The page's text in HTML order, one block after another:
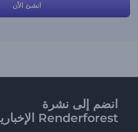
انشئ الأن
انضم إلى نشرة
Renderforest الإخبارية